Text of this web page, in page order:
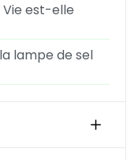
Vie est-elle
lampe de sel